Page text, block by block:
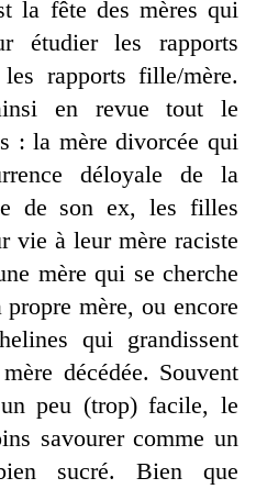
la fête des mères qui
étudier les rapports
rapports fille/mère.
en revue tout le
: la mère divorcée qui
déloyale de la
de son ex, les filles
vie à leur mère raciste
mère qui se cherche
mère, ou encore
qui grandissent
décédée. Souvent
peu (trop) facile, le
savourer comme un
sucré. Bien que